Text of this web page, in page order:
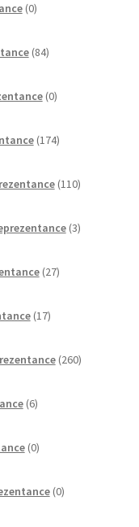
0izdelkov
84izdelkov
0izdelkov
174izdelkov
110izdelkov
3izdelki
27izdelkov
17izdelkov
260izdelkov
6izdelkov
0izdelkov
0izdelkov